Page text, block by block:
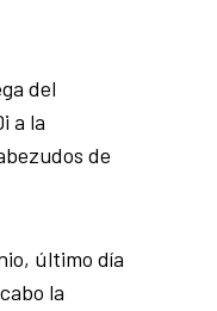
del
a la
de
último día
la